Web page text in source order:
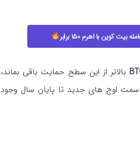
بیت کوین با اهرم ۱۵۰ برابر
بالاتر از این سطح حمایت باقی بماند،
اوج های جدید تا پایان سال وجود